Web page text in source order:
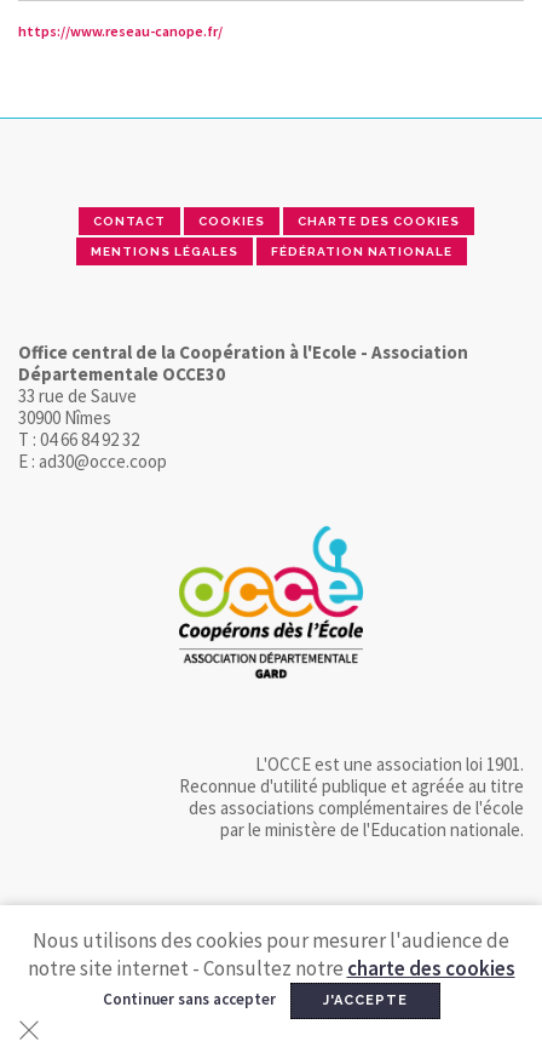
https://www.reseau-canope.fr/
CONTACT COOKIES CHARTE DES COOKIES
MENTIONS LÉGALES FÉDÉRATION NATIONALE
Office central de la Coopération à l'Ecole - Association
Départementale OCCE30
33 rue de Sauve
30900 Nîmes
T : 04 66 84 92 32
E : ad30@occe.coop
L'OCCE est une association loi 1901.
Reconnue d'utilité publique et agréée au titre
des associations complémentaires de l'école
par le ministère de l'Education nationale.
Nous utilisons des cookies pour mesurer l'audience de
notre site internet - Consultez notre charte des cookies
Continuer sans accepter J'ACCEPTE